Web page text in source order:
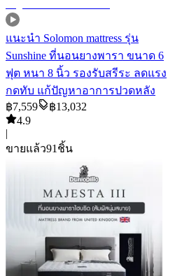
แนะนำ Solomon mattress รุ่น
Sunshine ที่นอนยางพารา ขนาด 6
ฟุต หนา 8 นิ้ว รองรับสรีระ ลดแรง
กดทับ แก้ปัญหาอาการปวดหลัง
฿7,559 ฿13,032
4.9
|
ขายแล้ว91 ชิ้น